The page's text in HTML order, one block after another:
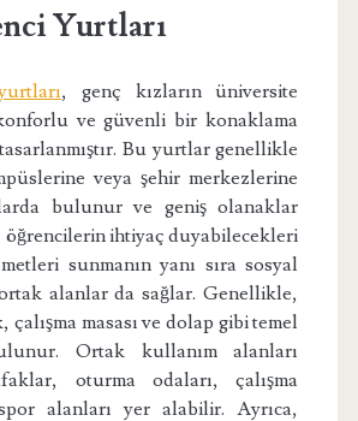
Yurtları
, genç kızların üniversite
ve güvenli bir konaklama
Bu yurtlar genellikle
veya şehir merkezlerine
bulunur ve geniş olanaklar
ihtiyaç duyabilecekleri
sunmanın yanı sıra sosyal
alanlar da sağlar. Genellikle,
çalışma masası ve dolap gibi temel
Ortak kullanım alanları
oturma odaları, çalışma
alanları yer alabilir. Ayrıca,